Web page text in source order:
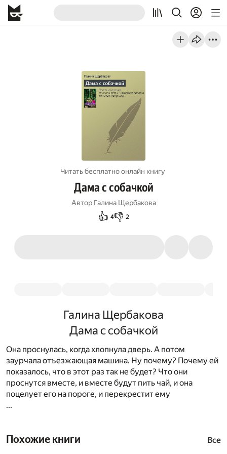
Читать бесплатно онлайн книгу
Дама с собачкой
Автор Галина Щербакова
👍 4👎 2
Галина Щербакова
Дама с собачкой
Она проснулась, когда хлопнула дверь. А потом
заурчала отъезжающая машина. Ну почему? Почему ей
показалось, что в этот раз так не будет? Что они
проснутся вместе, и вместе будут пить чай, и она
поцелует его на пороге, и перекрестит ему
...
Похожие книги Все